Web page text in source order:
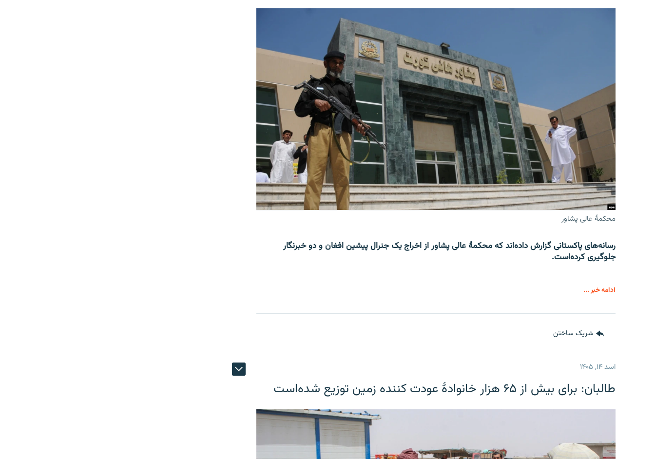
محکمۀ عالی پشاور
رسانه‌های پاکستانی گزارش داده‌اند که محکمۀ عالی پشاور از اخراج یک جنرال پیشین افغان و دو خبرنگار
جلوگیری کرده‌است.
ادامه خبر ...
شریک ساختن
اسد ۱۴, ۱۴۰۵
طالبان: برای بیش از ۶۵ هزار خانوادۀ عودت کننده زمین توزیع شده‌است